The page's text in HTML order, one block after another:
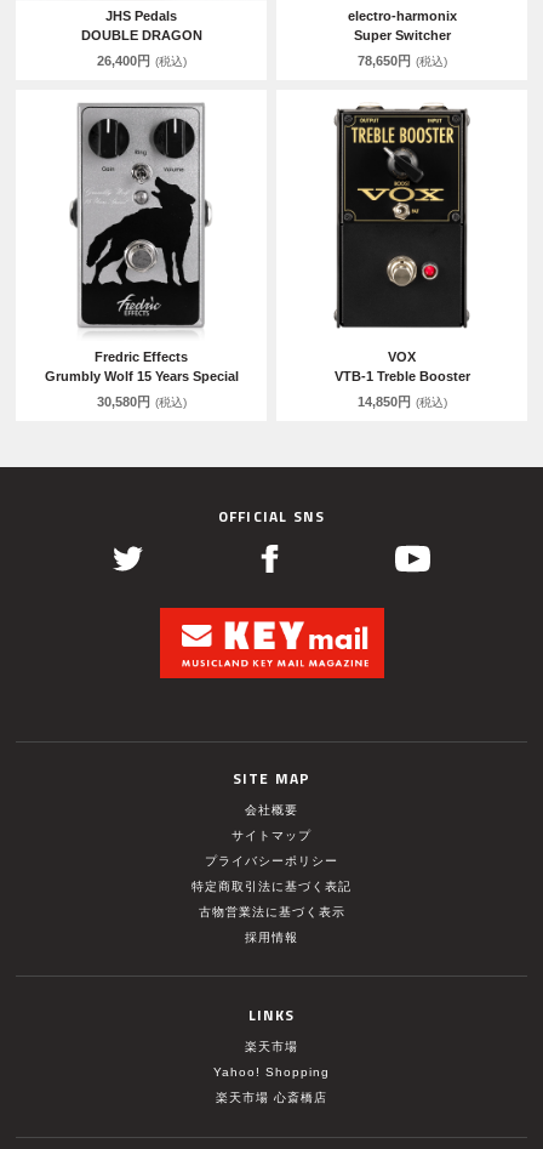
JHS Pedals
DOUBLE DRAGON
26,400円 (税込)
electro-harmonix
Super Switcher
78,650円 (税込)
Fredric Effects
Grumbly Wolf 15 Years Special
30,580円 (税込)
VOX
VTB-1 Treble Booster
14,850円 (税込)
OFFICIAL SNS
SITE MAP
会社概要
サイトマップ
プライバシーポリシー
特定商取引法に基づく表記
古物営業法に基づく表示
採用情報
LINKS
楽天市場
Yahoo! Shopping
楽天市場 心斎橋店